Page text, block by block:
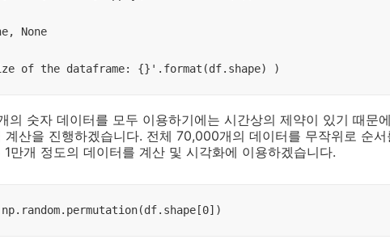
None
of the dataframe: {}'.format(df.shape) )
의 숫자 데이터를 모두 이용하기에는 시간상의 제약이 있기 때문
계산을 진행하겠습니다. 전체 70,000개의 데이터를 무작위로 순
만개 정도의 데이터를 계산 및 시각화에 이용하겠습니다.